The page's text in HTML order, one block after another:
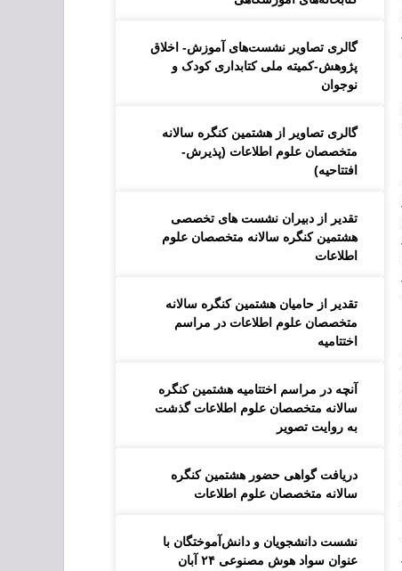
گالری تصاویر نشست‌های آموزش- اخلاق
پژوهش-کمیته ملی کتابداری کودک و
نوجوان
گالری تصاویر از هشتمین کنگره سالانه
متخصصان علوم اطلاعات (پذیرش-
افتتاحیه)
تقدیر از دبیران نشست های تخصصی
هشتمین کنگره سالانه متخصصان علوم
اطلاعات
تقدیر از حامیان هشتمین کنگره سالانه
متخصصان علوم اطلاعات در مراسم
اختتامیه
آنچه در مراسم اختتامیه هشتمین کنگره
سالانه متخصصان علوم اطلاعات گذشت
به روایت تصویر
دریافت گواهی حضور هشتمین کنگره
سالانه متخصصان علوم اطلاعات
نشست دانشجویان و دانش‌آموختگان با
عنوان سواد هوش مصنوعی ۲۴ آبان